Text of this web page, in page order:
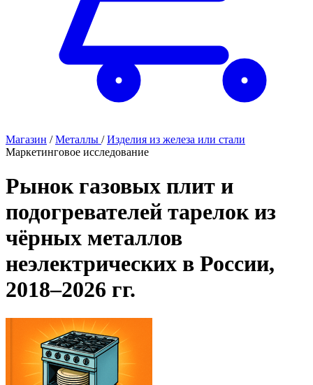
Магазин / Металлы / Изделия из железа или стали
Маркетинговое исследование
Рынок газовых плит и
подогревателей тарелок из
чёрных металлов
неэлектрических в России,
2018–2026 гг.